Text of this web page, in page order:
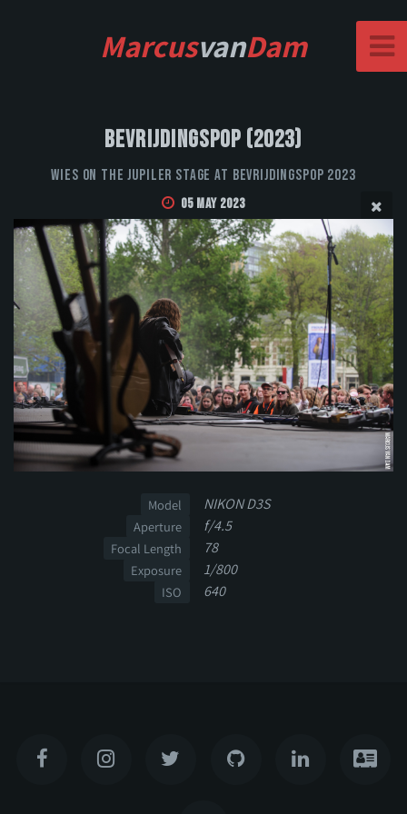
MarcusvanDam
Bevrijdingspop (2023)
WIES on the Jupiler stage at Bevrijdingspop 2023
05 May 2023
Model NIKON D3S
Aperture f/4.5
Focal Length 78
Exposure 1/800
ISO 640